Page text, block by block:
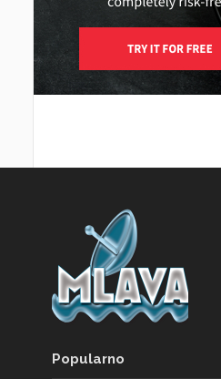
Popularno